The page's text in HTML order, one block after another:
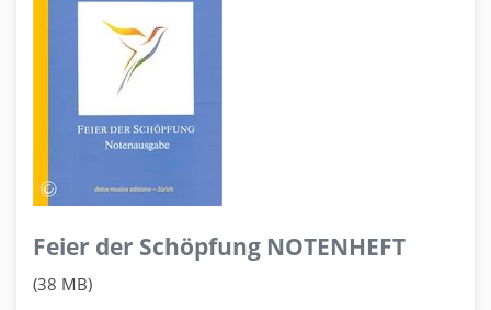
Feier der Schöpfung NOTENHEFT
(38 MB)